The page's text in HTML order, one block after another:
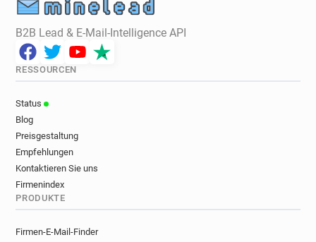
B2B Lead & E-Mail-Intelligence API
RESSOURCEN
Status
Blog
Preisgestaltung
Empfehlungen
Kontaktieren Sie uns
Firmenindex
PRODUKTE
Firmen-E-Mail-Finder